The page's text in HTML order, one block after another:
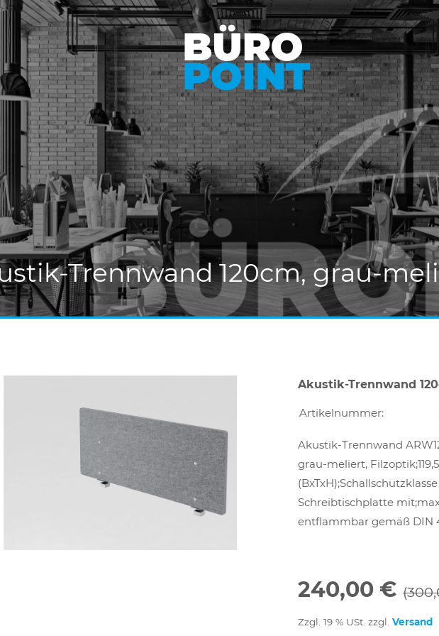
Trennwand 120cm, grau-
Akustik-Trennwand
Artikelnummer:
Akustik-Trennwand
grau-meliert,
Schreibtischplatte
entflammbar gemäß DIN
240,00 €
Zzgl. 19 % USt. zzgl. Versand